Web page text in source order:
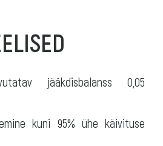
jääkdisbalanss 0,05
kuni 95% ühe käivituse